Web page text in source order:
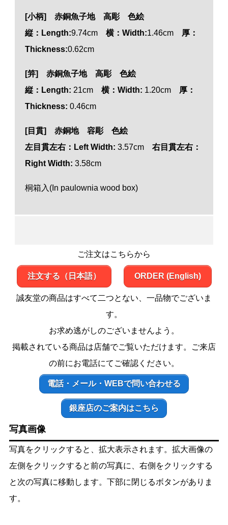
[小柄] 赤銅魚子地 高彫 色絵
縦：Length:9.74cm 横：Width:1.46cm 厚：
Thickness:0.62cm
[笄]
赤銅魚子地 高彫 色絵
縦：Length: 21cm 横：Width: 1.20cm 厚：
Thickness: 0.46cm
[目貫] 赤銅地 容彫 色絵
左目貫左右：Left Width: 3.57cm 右目貫左右：
Right Width: 3.58cm
桐箱入(In paulownia wood box)
ご注文はこちらから
注文する（日本語） ORDER (English)
誠友堂の商品はすべて二つとない、一品物でございま
す。
お求め逃がしのございませんよう。
掲載されている商品は店舗でご覧いただけます。ご来店
の前にお電話にてご確認ください。
電話・メール・WEBで問い合わせる
銀座店のご案内はこちら
写真画像
写真をクリックすると、拡大表示されます。拡大画像の
左側をクリックすると前の写真に、右側をクリックする
と次の写真に移動します。下部に閉じるボタンがありま
す。